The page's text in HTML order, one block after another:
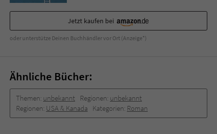
Jetzt kaufen bei
oder unterstütze Deinen Buchhändler vor Ort (Anzeige*)
Ähnliche Bücher:
Themen: unbekannt Regionen: unbekannt
Regionen: USA & Kanada Kategorien: Roman